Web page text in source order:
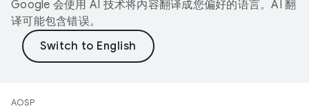
Google 会使用 AI 技术将内容翻译成您偏好的语言。AI 翻
译可能包含错误。
AOSP